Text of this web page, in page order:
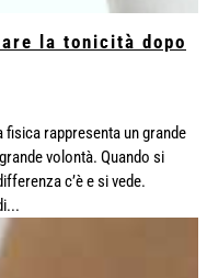
la tonicità dopo
rappresenta un grande
volontà. Quando si
c’è e si vede.